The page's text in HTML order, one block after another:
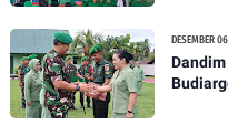
DESEMBER